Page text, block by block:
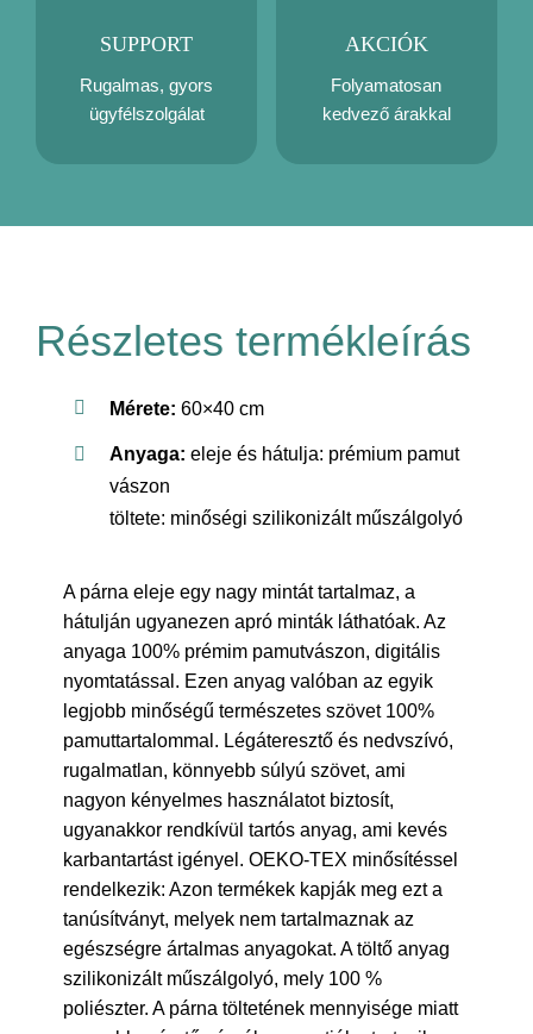
SUPPORT
Rugalmas, gyors
ügyfélszolgálat
AKCIÓK
Folyamatosan
kedvező árakkal
Részletes termékleírás
Mérete: 60×40 cm
Anyaga: eleje és hátulja: prémium pamut
vászon
töltete: minőségi szilikonizált műszálgolyó
A párna eleje egy nagy mintát tartalmaz, a
hátulján ugyanezen apró minták láthatóak. Az
anyaga 100% prémim pamutvászon, digitális
nyomtatással. Ezen anyag valóban az egyik
legjobb minőségű természetes szövet 100%
pamuttartalommal. Légáteresztő és nedvszívó,
rugalmatlan, könnyebb súlyú szövet, ami
nagyon kényelmes használatot biztosít,
ugyanakkor rendkívül tartós anyag, ami kevés
karbantartást igényel. OEKO-TEX minősítéssel
rendelkezik: Azon termékek kapják meg ezt a
tanúsítványt, melyek nem tartalmaznak az
egészségre ártalmas anyagokat. A töltő anyag
szilikonizált műszálgolyó, mely 100 %
poliészter. A párna töltetének mennyisége miatt